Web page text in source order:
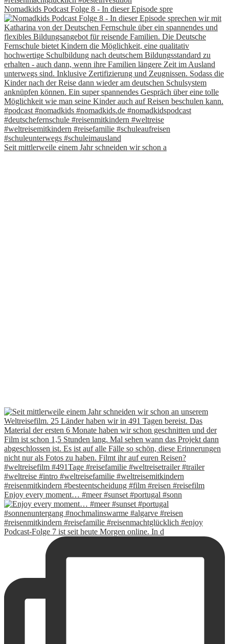
Nomadkids Podcast Folge 8 - In dieser Episode spre
Seit mittlerweile einem Jahr schneiden wir schon a
Enjoy every moment… #meer #sunset #portugal #sonn
Podcast-Folge 7 ist seit heute Morgen online. In d